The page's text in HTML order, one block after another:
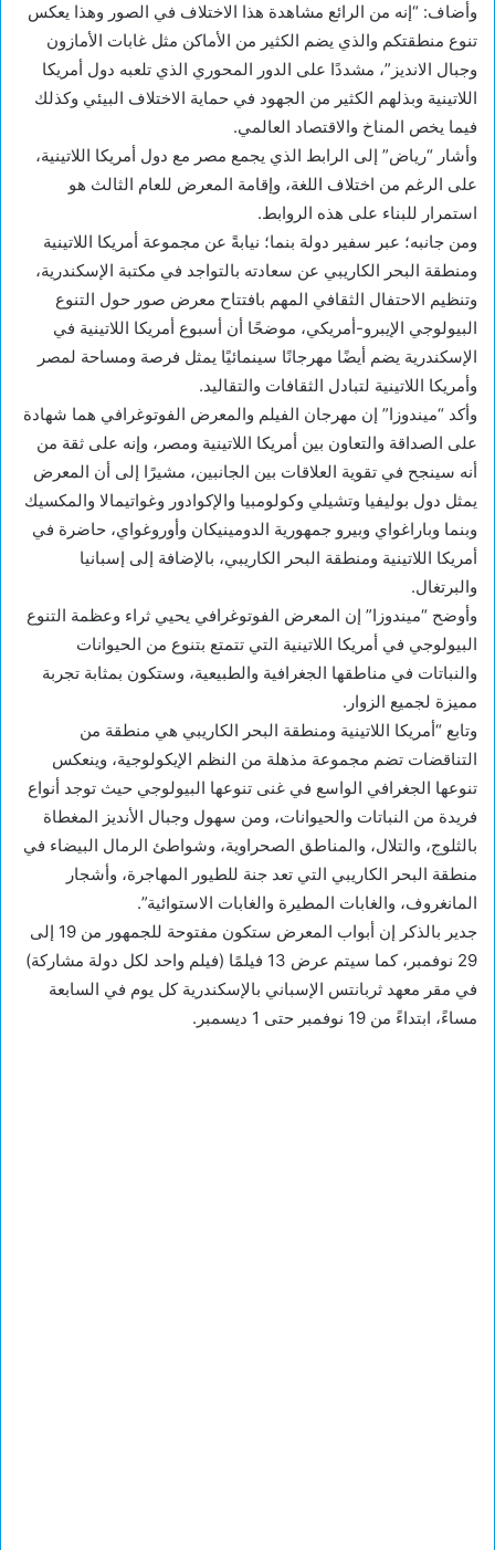
وأضاف: “إنه من الرائع مشاهدة هذا الاختلاف في الصور وهذا يعكس
تنوع منطقتكم والذي يضم الكثير من الأماكن مثل غابات الأمازون
وجبال الانديز”، مشددًا على الدور المحوري الذي تلعبه دول أمريكا
اللاتينية وبذلهم الكثير من الجهود في حماية الاختلاف البيئي وكذلك
فيما يخص المناخ والاقتصاد العالمي.
وأشار “رياض” إلى الرابط الذي يجمع مصر مع دول أمريكا اللاتينية،
على الرغم من اختلاف اللغة، وإقامة المعرض للعام الثالث هو
استمرار للبناء على هذه الروابط.
ومن جانبه؛ عبر سفير دولة بنما؛ نيابةً عن مجموعة أمريكا اللاتينية
ومنطقة البحر الكاريبي عن سعادته بالتواجد في مكتبة الإسكندرية،
وتنظيم الاحتفال الثقافي المهم بافتتاح معرض صور حول التنوع
البيولوجي الإيبرو-أمريكي، موضحًا أن أسبوع أمريكا اللاتينية في
الإسكندرية يضم أيضًا مهرجانًا سينمائيًا يمثل فرصة ومساحة لمصر
وأمريكا اللاتينية لتبادل الثقافات والتقاليد.
وأكد “ميندوزا” إن مهرجان الفيلم والمعرض الفوتوغرافي هما شهادة
على الصداقة والتعاون بين أمريكا اللاتينية ومصر، وإنه على ثقة من
أنه سينجح في تقوية العلاقات بين الجانبين، مشيرًا إلى أن المعرض
يمثل دول بوليفيا وتشيلي وكولومبيا والإكوادور وغواتيمالا والمكسيك
وبنما وباراغواي وبيرو جمهورية الدومينيكان وأوروغواي، حاضرة في
أمريكا اللاتينية ومنطقة البحر الكاريبي، بالإضافة إلى إسبانيا
والبرتغال.
وأوضح “ميندوزا” إن المعرض الفوتوغرافي يحيي ثراء وعظمة التنوع
البيولوجي في أمريكا اللاتينية التي تتمتع بتنوع من الحيوانات
والنباتات في مناطقها الجغرافية والطبيعية، وستكون بمثابة تجربة
مميزة لجميع الزوار.
وتابع “أمريكا اللاتينية ومنطقة البحر الكاريبي هي منطقة من
التناقضات تضم مجموعة مذهلة من النظم الإيكولوجية، وينعكس
تنوعها الجغرافي الواسع في غنى تنوعها البيولوجي حيث توجد أنواع
فريدة من النباتات والحيوانات، ومن سهول وجبال الأنديز المغطاة
بالثلوج، والتلال، والمناطق الصحراوية، وشواطئ الرمال البيضاء في
منطقة البحر الكاريبي التي تعد جنة للطيور المهاجرة، وأشجار
المانغروف، والغابات المطيرة والغابات الاستوائية”.
جدير بالذكر إن أبواب المعرض ستكون مفتوحة للجمهور من 19 إلى
29 نوفمبر، كما سيتم عرض 13 فيلمًا (فيلم واحد لكل دولة مشاركة)
في مقر معهد ثربانتس الإسباني بالإسكندرية كل يوم في السابعة
مساءً، ابتداءً من 19 نوفمبر حتى 1 ديسمبر.